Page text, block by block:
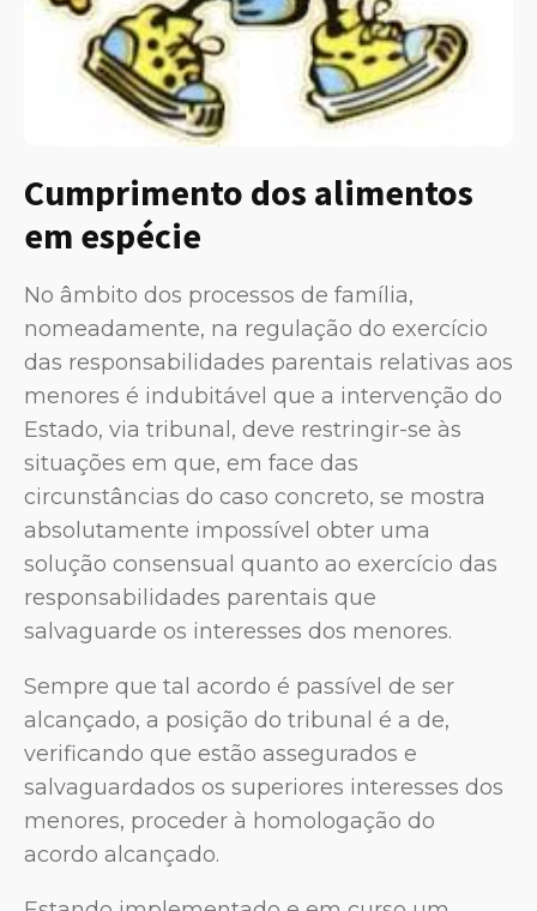
Cumprimento dos alimentos
em espécie
No âmbito dos processos de família,
nomeadamente, na regulação do exercício
das responsabilidades parentais relativas aos
menores é indubitável que a intervenção do
Estado, via tribunal, deve restringir-se às
situações em que, em face das
circunstâncias do caso concreto, se mostra
absolutamente impossível obter uma
solução consensual quanto ao exercício das
responsabilidades parentais que
salvaguarde os interesses dos menores.
Sempre que tal acordo é passível de ser
alcançado, a posição do tribunal é a de,
verificando que estão assegurados e
salvaguardados os superiores interesses dos
menores, proceder à homologação do
acordo alcançado.